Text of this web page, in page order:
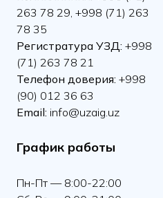
263 78 29, +998 (71) 263
78 35
Регистратура УЗД: +998
(71) 263 78 21
Телефон доверия: +998
(90) 012 36 63
Email: info@uzaig.uz
График работы
Пн-Пт — 8:00-22:00